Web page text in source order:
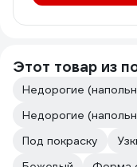
Этот товар из
Недорогие
Недорогие
Под покраску